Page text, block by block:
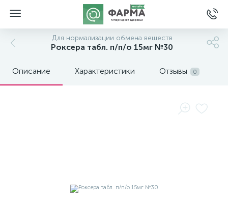
Для нормализации обмена веществ
Роксера табл. п/п/о 15мг №30
Описание Характеристики Отзывы 0